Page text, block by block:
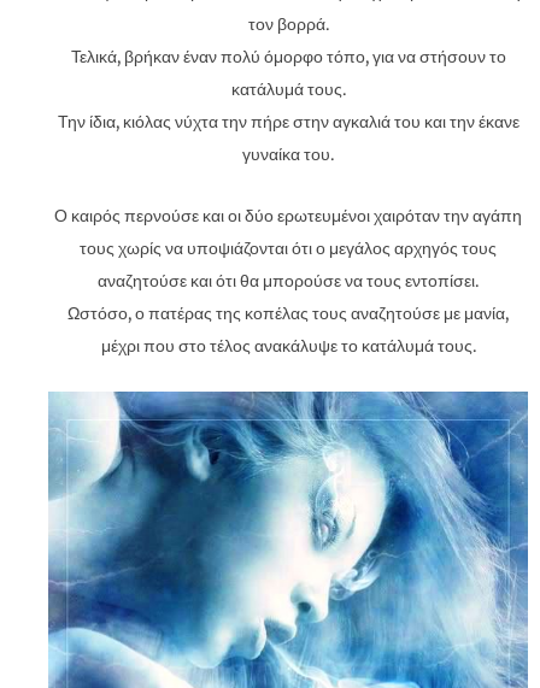
τον βορρά.
Τελικά, βρήκαν έναν πολύ όμορφο τόπο, για να στήσουν το
κατάλυμά τους.
Την ίδια, κιόλας νύχτα την πήρε στην αγκαλιά του και την έκανε
γυναίκα του.
Ο καιρός περνούσε και οι δύο ερωτευμένοι χαιρόταν την αγάπη
τους χωρίς να υποψιάζονται ότι ο μεγάλος αρχηγός τους
αναζητούσε και ότι θα μπορούσε να τους εντοπίσει.
Ωστόσο, ο πατέρας της κοπέλας τους αναζητούσε με μανία,
μέχρι που στο τέλος ανακάλυψε το κατάλυμά τους.